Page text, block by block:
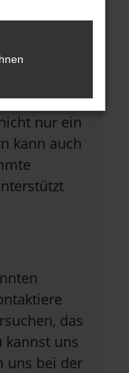
auf dem
nur ein
kann auch
das
kannst uns
uns bei der